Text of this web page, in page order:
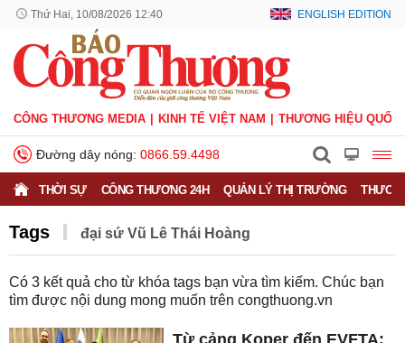
Thứ Hai, 10/08/2026 12:40 ENGLISH EDITION
CÔNG THƯƠNG MEDIA KINH TẾ VIỆT NAM THƯƠNG HIỆU QUỐC
Đường dây nóng: 0866.59.4498
THỜI SỰ CÔNG THƯƠNG 24H QUẢN LÝ THỊ TRƯỜNG
Tags đại sứ Vũ Lê Thái Hoàng
Có 3 kết quả cho từ khóa tags bạn vừa tìm kiếm. Chúc bạn
tìm được nội dung mong muốn trên congthuong.vn
Từ cảng Koper đến EVFTA: